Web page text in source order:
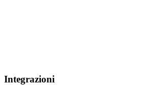
Integrazioni